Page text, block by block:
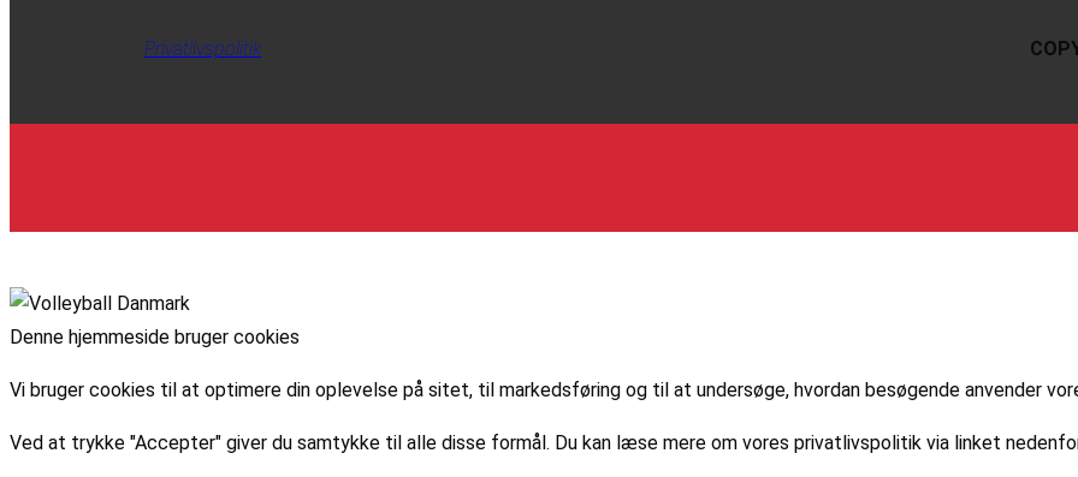
Privatlivspolitik
Denne hjemmeside bruger cookies
Vi bruger cookies til at optimere din oplevelse på sitet, til markedsføring og til at undersøge, hvordan besøgende anvender
Ved at trykke "Accepter" giver du samtykke til alle disse formål. Du kan læse mere om vores privatlivspolitik via linket